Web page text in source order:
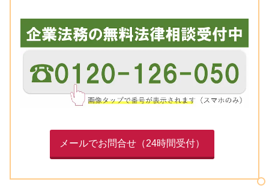
メールでお問合せ（24時間受付）